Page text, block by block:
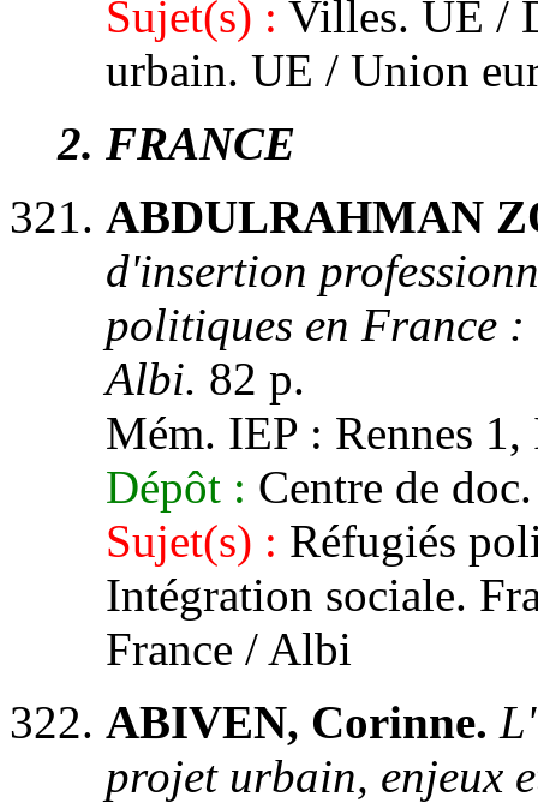
Sujet(s) : Villes. UE /
urbain. UE / Union
2. FRANCE
ABDULRAHMAN
d'insertion
politiques en France :
Albi. 82 p.
Mém. IEP : Rennes
Dépôt : Centre de
Sujet(s) : Réfugiés
Intégration sociale.
France / Albi
ABIVEN, Corinne.
projet urbain, enjeux